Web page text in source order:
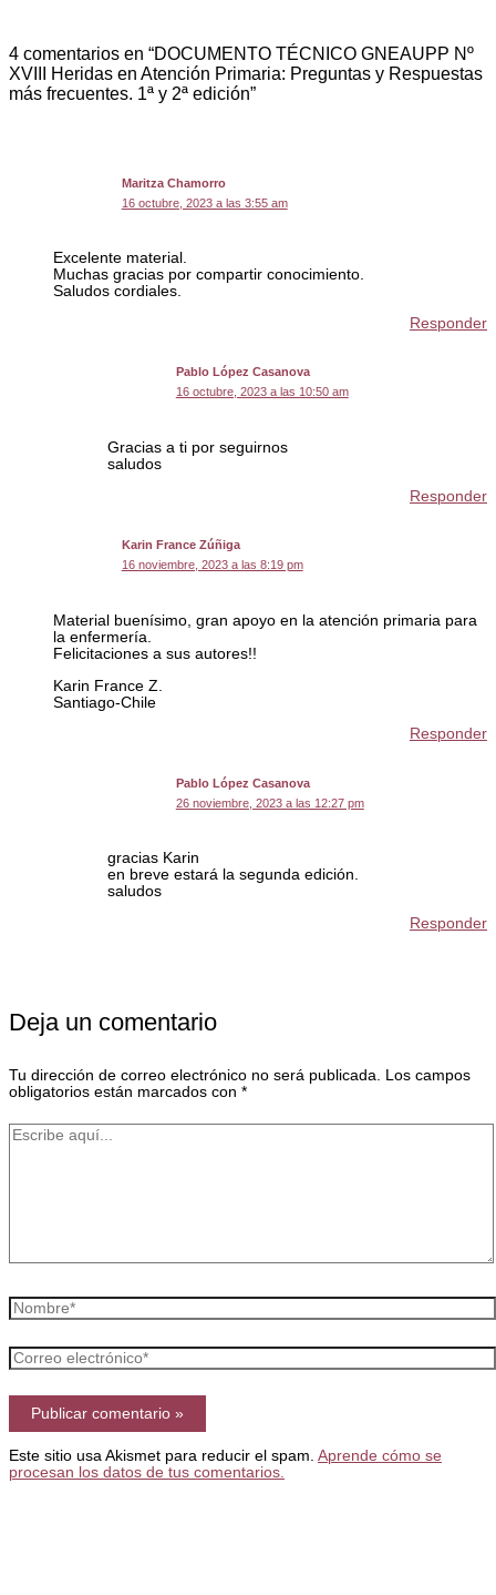
4 comentarios en “DOCUMENTO TÉCNICO GNEAUPP Nº
XVIII Heridas en Atención Primaria: Preguntas y Respuestas
más frecuentes. 1ª y 2ª edición”
Maritza Chamorro
16 octubre, 2023 a las 3:55 am
Excelente material.
Muchas gracias por compartir conocimiento.
Saludos cordiales.
Responder
Pablo López Casanova
16 octubre, 2023 a las 10:50 am
Gracias a ti por seguirnos
saludos
Responder
Karin France Zúñiga
16 noviembre, 2023 a las 8:19 pm
Material buenísimo, gran apoyo en la atención primaria para
la enfermería.
Felicitaciones a sus autores!!
Karin France Z.
Santiago-Chile
Responder
Pablo López Casanova
26 noviembre, 2023 a las 12:27 pm
gracias Karin
en breve estará la segunda edición.
saludos
Responder
Deja un comentario
Tu dirección de correo electrónico no será publicada. Los campos
obligatorios están marcados con *
Escribe
Nombre*
Correo
electrónico*
Este sitio usa Akismet para reducir el spam. Aprende cómo se
procesan los datos de tus comentarios.